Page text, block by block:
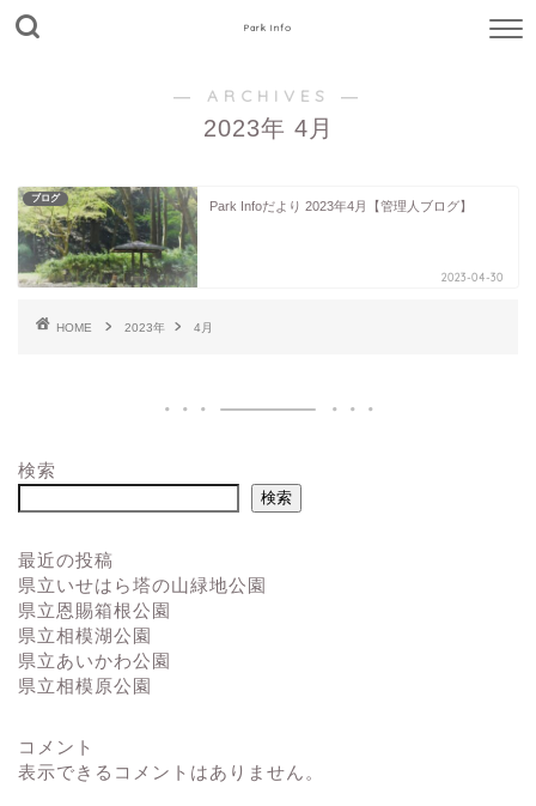
Park Info
― ARCHIVES ―
2023年 4月
ブログ
Park Infoだより 2023年4月【管理人ブログ】
2023-04-30
HOME 2023年 4月
検索
検索
最近の投稿
県立いせはら塔の山緑地公園
県立恩賜箱根公園
県立相模湖公園
県立あいかわ公園
県立相模原公園
コメント
表示できるコメントはありません。